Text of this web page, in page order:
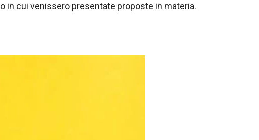
in cui venissero presentate proposte in materia.